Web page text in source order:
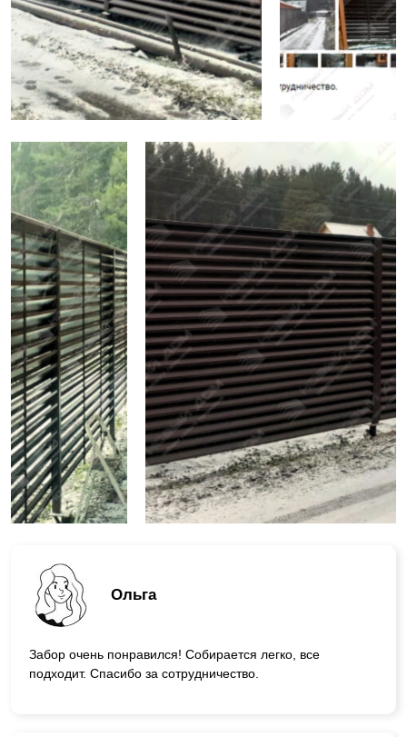
Ольга
Забор очень понравился! Собирается легко, все
подходит. Спасибо за сотрудничество.